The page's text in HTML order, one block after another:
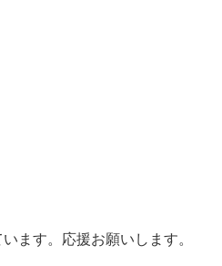
ます。応援お願いします。